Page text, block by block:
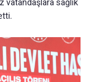
vatandaşlara sağlık